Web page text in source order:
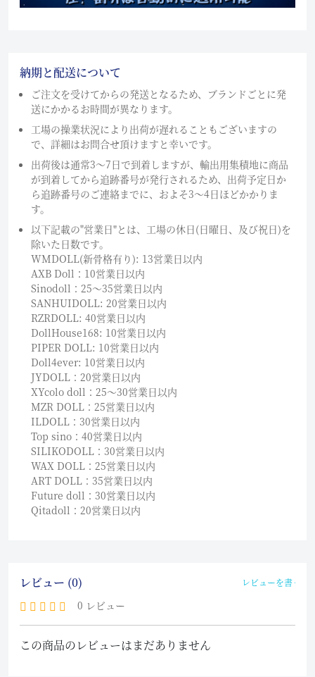
納期と配送について
ご注文を受けてからの発送となるため、ブランドごとに発
送にかかるお時間が異なります。
工場の操業状況により出荷が遅れることもございますの
で、詳細はお問合せ頂けますと幸いです。
出荷後は通常3～7日で到着しますが、輸出用集積地に商品
が到着してから追跡番号が発行されるため、出荷予定日か
ら追跡番号のご連絡までに、およそ3〜4日ほどかかりま
す。
以下記載の"営業日"とは、工場の休日(日曜日、及び祝日)を
除いた日数です。
WMDOLL(新骨格有り): 13営業日以内
AXB Doll：10営業日以内
Sinodoll：25〜35営業日以内
SANHUIDOLL: 20営業日以内
RZRDOLL: 40営業日以内
DollHouse168: 10営業日以内
PIPER DOLL: 10営業日以内
Doll4ever: 10営業日以内
JYDOLL：20営業日以内
XYcolo doll：25〜30営業日以内
MZR DOLL：25営業日以内
ILDOLL：30営業日以内
Top sino：40営業日以内
SILIKODOLL：30営業日以内
WAX DOLL：25営業日以内
ART DOLL：35営業日以内
Future doll：30営業日以内
Qitadoll：20営業日以内
レビュー (0) レビューを書く
0 レビュー
この商品のレビューはまだありません